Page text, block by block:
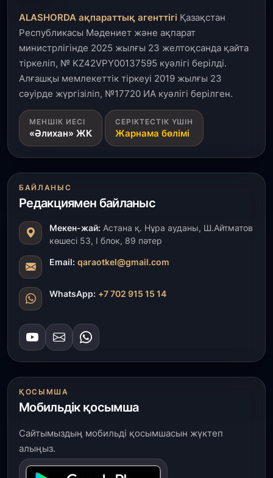
пайдалануға берілді
3 тамыз, 2026
Қызылордада 300 орындық аурухана,
Президенттік кітапхана және жаңа театр
салынып жатыр
1 тамыз, 2026
Кинопоиск Қазақстан азаматтарының ең
танымал онлайн-кинотеатрына айналды
Ақмола облысындағы кездесуде кәсіпкерлер мен
ұстаздар «Әділет» партиясына өз ұсыныстарын
айтты
31 шілде, 2026
ҚР Президенті Орталық Азия елдеріне
ұзақмерзімді ынтымақтастық жоспарын әзірлеуді
ұсынды
31 шілде, 2026
«Ауыл аманаты»: Түркістанда 30,2 млрд теңгеге
4 223 жоба қаржыландырылды
толық ауыз сумен қамтылды
30 шілде, 2026
Түркістанда «Арыс-2» және Темір ауылының
теміржол вокзалдары пайдалануға берілді
ALASHORDA ақпараттық агенттігі Қазақстан
Республикасы Мәдениет және ақпарат
министрлігінде 2025 жылғы 23 желтоқсанда қайта
тіркеліп, № KZ42VPY00137595 куәлігі берілді.
Алғашқы мемлекеттік тіркеуі 2019 жылғы 23
сәуірде жүргізіліп, №17720 ИА куәлігі берілген.
МЕНШІК ИЕСІ
«Әлихан» ЖК
СЕРІКТЕСТІК ҮШІН
Жарнама бөлімі
БАЙЛАНЫС
Редакциямен байланыс
Мекен-жай: Астана қ. Нұра ауданы, Ш.Айтматов
көшесі 53, І блок, 89 пәтер
Email: qaraotkel@gmail.com
WhatsApp: +7 702 915 15 14
ҚОСЫМША
Мобильдік қосымша
Сайтымыздың мобильді қосымшасын жүктеп
алыңыз.